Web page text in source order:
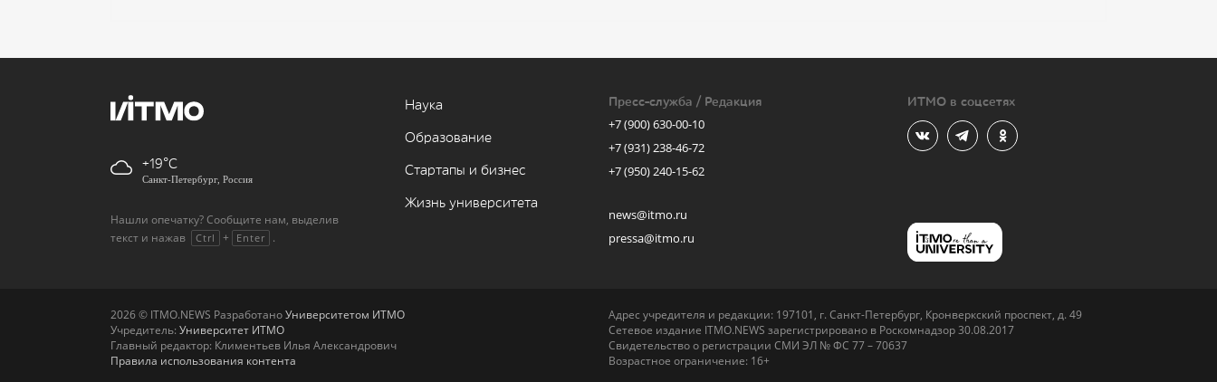
+19
Санкт-Петербург, Россия
Нашли опечатку? Сообщите нам, выделив
текст и нажав
Ctrl + Enter .
Наука
Образование
Стартапы и бизнес
Жизнь университета
Пресс-служба / Редакция
+7 (900) 630-00-10
+7 (931) 238-46-72
+7 (950) 240-15-62
news@itmo.ru
pressa@itmo.ru
ИТМО в соцсетях
2026 © ITMO.NEWS РазработаноУниверситетом ИТМО
Учредитель: Университет ИТМО
Главный редактор: Климентьев Илья Александрович
Правила использования контента
Адрес учредителя и редакции: 197101, г. Санкт-Петербург, Кронверкский проспект, д. 49
Сетевое издание ITMO.NEWS зарегистрировано в Роскомнадзор 30.08.2017
Свидетельство о регистрации СМИ ЭЛ № ФС 77 – 70637
Возрастное ограничение: 16+